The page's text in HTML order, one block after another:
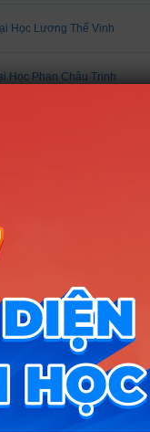
Học Lương Thế Vinh
Học Phan Châu Trinh
Kinh Doanh - ĐHQG Hà Nội
(Phân Viện Phú Yên)
Nông Nghiệp Việt Nam
- Đại Học Thái Nguyên